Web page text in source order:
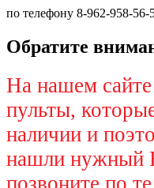
по телефону 8-962-958-56-
Обратите
На нашем
пульты,
наличии и
нашли нужный